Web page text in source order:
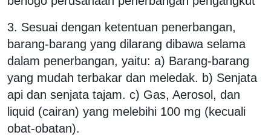
3. Sesuai dengan ketentuan penerbangan,
barang-barang yang dilarang dibawa selama
dalam penerbangan, yaitu: a) Barang-barang
yang mudah terbakar dan meledak. b) Senjata
api dan senjata tajam. c) Gas, Aerosol, dan
liquid (cairan) yang melebihi 100 mg (kecuali
obat-obatan).